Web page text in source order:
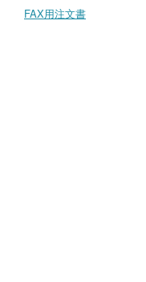
FAX用注文書